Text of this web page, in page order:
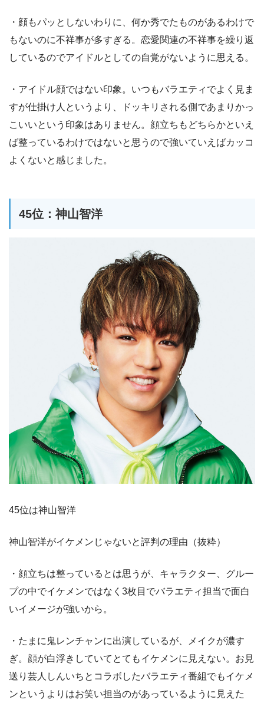
・顔もパッとしないわりに、何か秀でたものがあるわけで
もないのに不祥事が多すぎる。恋愛関連の不祥事を繰り返
しているのでアイドルとしての自覚がないように思える。
・アイドル顔ではない印象。いつもバラエティでよく見ま
すが仕掛け人というより、ドッキリされる側であまりかっ
こいいという印象はありません。顔立ちもどちらかといえ
ば整っているわけではないと思うので強いていえばカッコ
よくないと感じました。
45位：神山智洋
45位は神山智洋
神山智洋がイケメンじゃないと評判の理由（抜粋）
・顔立ちは整っているとは思うが、キャラクター、グルー
プの中でイケメンではなく3枚目でバラエティ担当で面白
いイメージが強いから。
・たまに鬼レンチャンに出演しているが、メイクが濃す
ぎ。顔が白浮きしていてとてもイケメンに見えない。お見
送り芸人しんいちとコラボしたバラエティ番組でもイケメ
ンというよりはお笑い担当のがあっているように見えた